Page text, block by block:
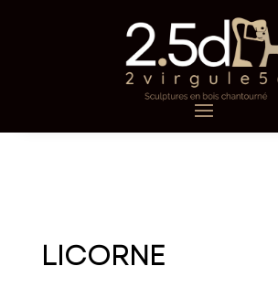
LICORNE